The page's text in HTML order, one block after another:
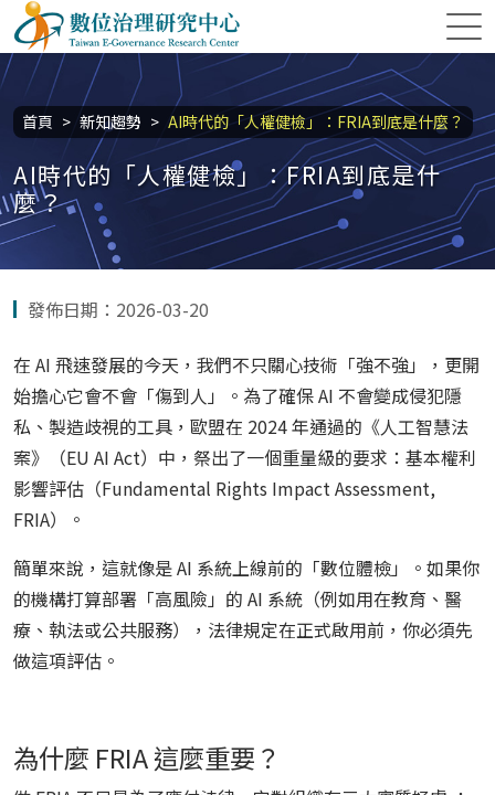
跳到主要內容區塊
數位治理研究中心
首頁 新知趨勢 AI時代的「人權健檢」：FRIA到底是什麼？
:::
AI時代的「人權健檢」：FRIA到底是什
麼？
發佈日期：2026-03-20
在 AI 飛速發展的今天，我們不只關心技術「強不強」，更開
始擔心它會不會「傷到人」。為了確保 AI 不會變成侵犯隱
私、製造歧視的工具，歐盟在 2024 年通過的《人工智慧法
案》（EU AI Act）中，祭出了一個重量級的要求：基本權利
影響評估（Fundamental Rights Impact Assessment,
FRIA）。
簡單來說，這就像是 AI 系統上線前的「數位體檢」。如果你
的機構打算部署「高風險」的 AI 系統（例如用在教育、醫
療、執法或公共服務），法律規定在正式啟用前，你必須先
做這項評估。
為什麼 FRIA 這麼重要？